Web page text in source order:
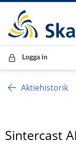
Till innehåll
Till navigationen
Till chattrobot
Logga in
Aktiehistorik
Sintercast